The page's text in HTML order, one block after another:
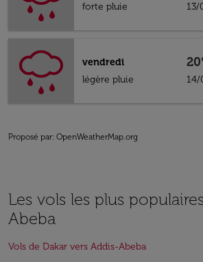
forte pluie
13/
vendredi
légère pluie
14/
Proposé par: OpenWeatherMap.org
Les vols les plus
Abeba
Vols de Dakar vers Addis-Abeba